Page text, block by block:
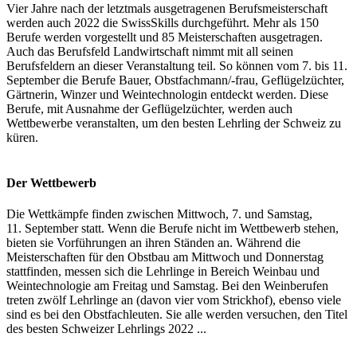
Vier Jahre nach der letztmals ausgetragenen Berufsmeisterschaft
werden auch 2022 die SwissSkills durchgeführt. Mehr als 150
Berufe werden vorgestellt und 85 Meisterschaften ausgetragen.
Auch das Berufsfeld Landwirtschaft nimmt mit all seinen
Berufsfeldern an dieser Veranstaltung teil. So können vom 7. bis 11.
September die Berufe Bauer, Obstfachmann/-frau, Geflügelzüchter,
Gärtnerin, Winzer und Weintechnologin entdeckt werden. Diese
Berufe, mit Ausnahme der Geflügelzüchter, werden auch
Wettbewerbe veranstalten, um den besten Lehrling der Schweiz zu
küren.
Der Wettbewerb
Die Wettkämpfe finden zwischen Mittwoch, 7. und Samstag,
11. September statt. Wenn die Berufe nicht im Wettbewerb stehen,
bieten sie Vorführungen an ihren Ständen an. Während die
Meisterschaften für den Obstbau am Mittwoch und Donnerstag
stattfinden, messen sich die Lehrlinge in Bereich Weinbau und
Weintechnologie am Freitag und Samstag. Bei den Weinberufen
treten zwölf Lehrlinge an (davon vier vom Strickhof), ebenso viele
sind es bei den Obstfachleuten. Sie alle werden versuchen, den Titel
des besten Schweizer Lehrlings 2022 ...